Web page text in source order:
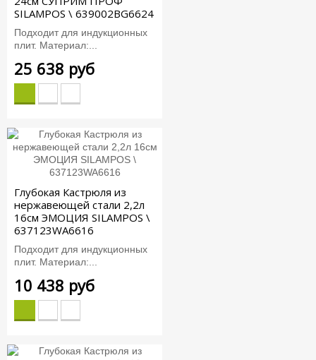
SILAMPOS \ 639002BG6624
Подходит для индукционных
плит. Материал:...
25 638 руб
Глубокая Кастрюля из
нержавеющей стали 2,2л
16см ЭМОЦИЯ SILAMPOS \
637123WA6616
Подходит для индукционных
плит. Материал:...
10 438 руб